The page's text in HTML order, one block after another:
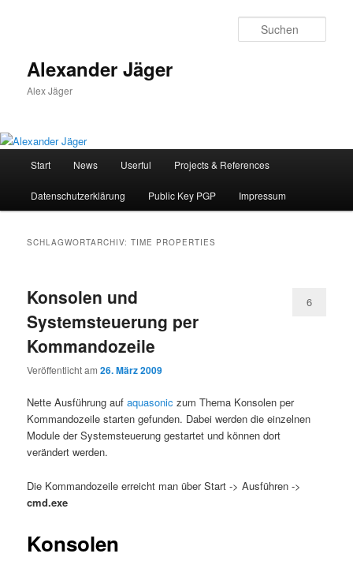
Alexander Jäger
Alex Jäger
Start News Userful Projects & References
Datenschutzerklärung Public Key PGP Impressum
SCHLAGWORTARCHIV:TIME PROPERTIES
Konsolen und
Systemsteuerung per
Kommandozeile
Veröffentlicht am26. März 2009
6
Nette Ausführung aufaquasonic zum Thema Konsolen per
Kommandozeile starten gefunden. Dabei werden die einzelnen
Module der Systemsteuerung gestartet und können dort
verändert werden.
Die Kommandozeile erreicht man über Start -> Ausführen ->
cmd.exe
Konsolen